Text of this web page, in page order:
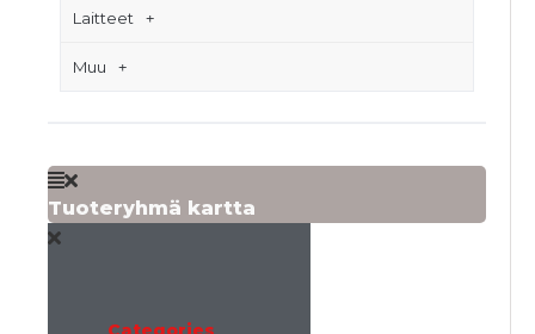
Laitteet
Muu
Tuoteryhmä kartta